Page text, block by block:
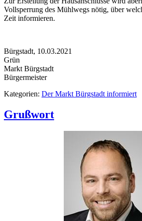
Vollsperrung des Mühlwegs nötig, über
Zeit informieren.
Bürgstadt,
Grün
Markt
Bürgermeister
Kategorien: Der Markt Bürgstadt informiert
Grußwort